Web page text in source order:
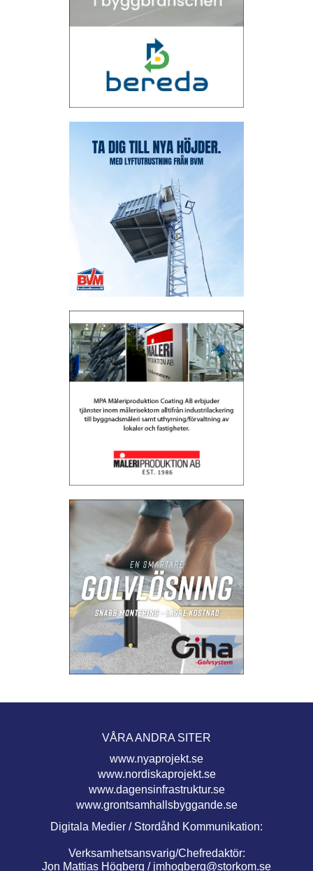
VÅRA ANDRA SITER
www.nyaprojekt.se
www.nordiskaprojekt.se
www.dagensinfrastruktur.se
www.grontsamhallsbyggande.se
Digitala Medier / Stordåhd Kommunikation:
Verksamhetsansvarig/Chefredaktör:
Jon Mattias Högberg / jmhogberg@storkom.se